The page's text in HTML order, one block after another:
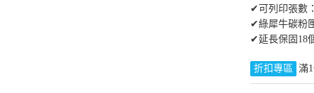
✔可列印張數
✔綠犀牛碳粉
✔延長保固18
折扣專區 滿